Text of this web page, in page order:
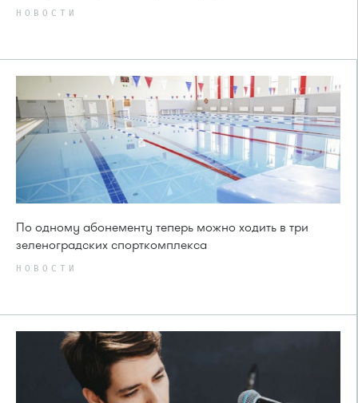
НОВОСТИ
По одному абонементу теперь можно ходить в три
зеленоградских спорткомплекса
НОВОСТИ